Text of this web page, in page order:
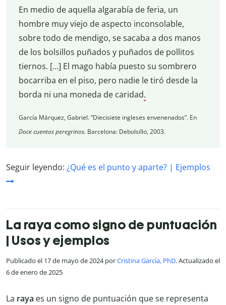
En medio de aquella algarabía de feria, un
hombre muy viejo de aspecto inconsolable,
sobre todo de mendigo, se sacaba a dos manos
de los bolsillos puñados y puñados de pollitos
tiernos. […] El mago había puesto su sombrero
bocarriba en el piso, pero nadie le tiró desde la
borda ni una moneda de caridad.
García Márquez, Gabriel. “Diecisiete ingleses envenenados”. En
Doce cuentos peregrinos. Barcelona: Debolsillo, 2003.
Seguir leyendo: ¿Qué es el punto y aparte? | Ejemplos
La raya como signo de puntuación
| Usos y ejemplos
Publicado el 17 de mayo de 2024 porCristina García, PhD. Actualizado el
6 de enero de 2025
La raya es un signo de puntuación que se representa